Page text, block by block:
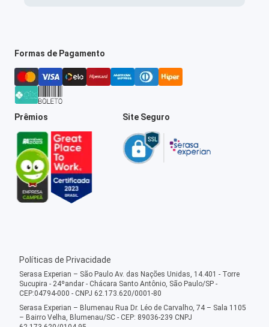
Formas de Pagamento
Prêmios Site Seguro
Políticas de Privacidade
Serasa Experian – São Paulo Av. das Nações Unidas, 14.401 - Torre
Sucupira - 24ºandar - Chácara Santo Antônio, São Paulo/SP -
CEP:04794-000 - CNPJ 62.173.620/0001-80
Serasa Experian – Blumenau Rua Dr. Léo de Carvalho, 74 – Sala 1105
– Bairro Velha, Blumenau/SC - CEP: 89036-239 CNPJ